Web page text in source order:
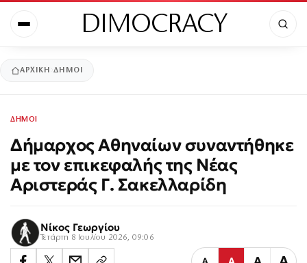
DIMOCRACY
ΑΡΧΙΚΉ ΔΗΜΟΙ
ΔΗΜΟΙ
Δήμαρχος Αθηναίων συναντήθηκε
με τον επικεφαλής της Νέας
Αριστεράς Γ. Σακελλαρίδη
Νίκος Γεωργίου
Τετάρτη 8 Ιουλίου 2026, 09:06
Α